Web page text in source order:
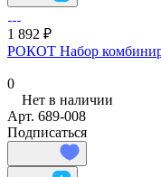
1 892 ₽
РОКОТ Набор
0
Нет в наличии
Арт. 689-008
Подписаться